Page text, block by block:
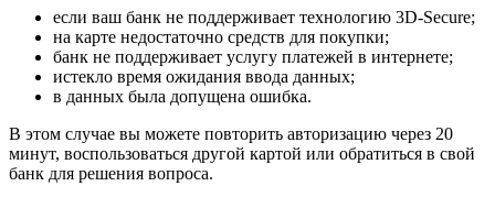
если ваш банк не поддерживает технологию 3D-Secure;
на карте недостаточно средств для покупки;
банк не поддерживает услугу платежей в интернете;
истекло время ожидания ввода данных;
в данных была допущена ошибка.
В этом случае вы можете повторить авторизацию через 20
минут, воспользоваться другой картой или обратиться в свой
банк для решения вопроса.